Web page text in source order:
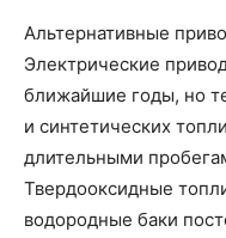
Альтернативные
Электрические
ближайшие годы, но
и синтетических
длительными
Твердооксидные
водородные баки